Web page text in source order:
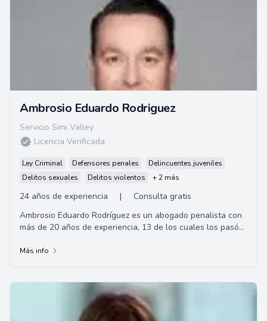
Ambrosio Eduardo Rodriguez
Servicio Simi Valley
Licencia Verificada
Ley Criminal Defensores penales
Delincuentes juveniles
Delitos sexuales
Delitos violentos + 2 más
24 años de experiencia |
Consulta gratis
Ambrosio Eduardo Rodríguez es un abogado penalista con
más de 20 años de experiencia, 13 de los cuales los pasó
Más info